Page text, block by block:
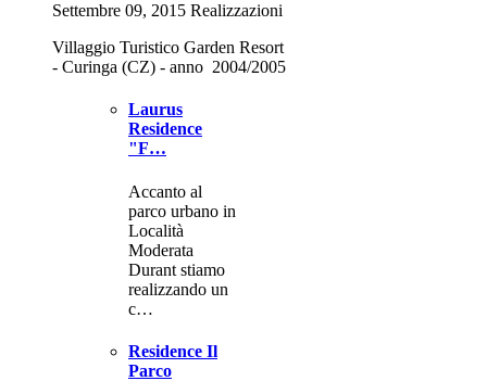
Settembre 09, 2015 Realizzazioni
Villaggio Turistico Garden Resort
- Curinga (CZ) - anno 2004/2005
Laurus
Residence
"F…
Accanto al
parco urbano in
Località
Moderata
Durant stiamo
realizzando un
c…
Residence Il
Parco